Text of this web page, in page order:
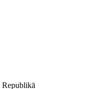
Republikā